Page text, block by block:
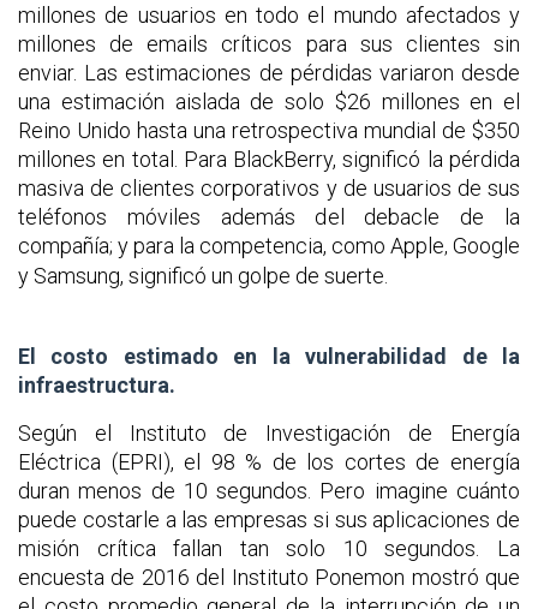
millones de usuarios en todo el mundo afectados y
millones de emails críticos para sus clientes sin
enviar. Las estimaciones de pérdidas variaron desde
una estimación aislada de solo $26 millones en el
Reino Unido hasta una retrospectiva mundial de $350
millones en total. Para BlackBerry, significó la pérdida
masiva de clientes corporativos y de usuarios de sus
teléfonos móviles además del debacle de la
compañía; y para la competencia, como Apple, Google
y Samsung, significó un golpe de suerte.
El costo estimado en la vulnerabilidad de la
infraestructura.
Según el Instituto de Investigación de Energía
Eléctrica (EPRI), el 98 % de los cortes de energía
duran menos de 10 segundos. Pero imagine cuánto
puede costarle a las empresas si sus aplicaciones de
misión crítica fallan tan solo 10 segundos. La
encuesta de 2016 del Instituto Ponemon mostró que